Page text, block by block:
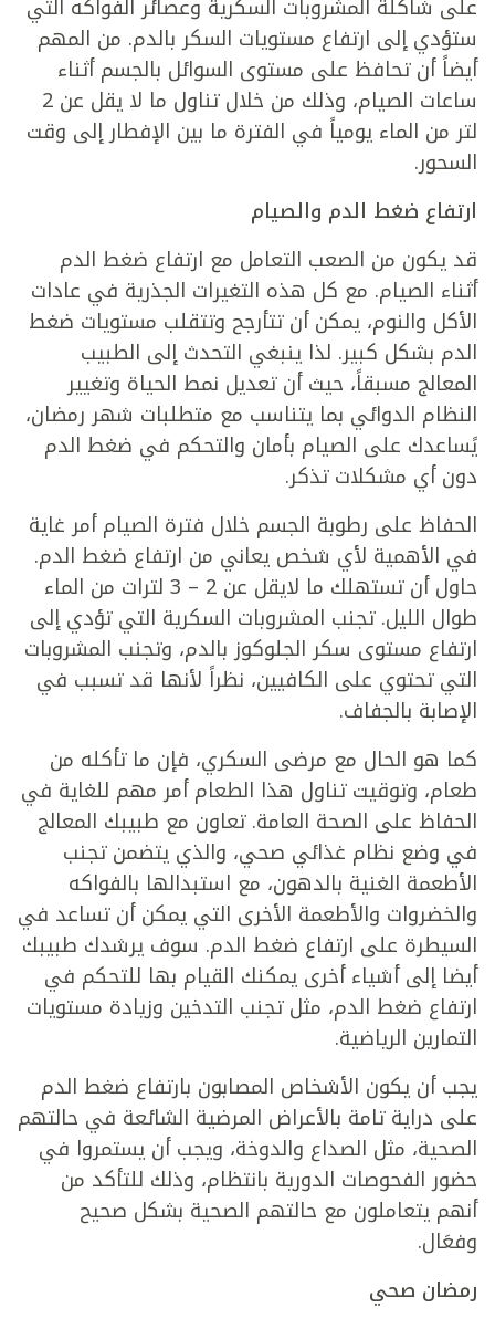
على شاكلة المشروبات السكرية وعصائر الفواكه التي
ستؤدي إلى ارتفاع مستويات السكر بالدم. من المهم
أيضاً أن تحافظ على مستوى السوائل بالجسم أثناء
ساعات الصيام، وذلك من خلال تناول ما لا يقل عن 2
لتر من الماء يومياً في الفترة ما بين الإفطار إلى وقت
السحور.
ارتفاع ضغط الدم والصيام
قد يكون من الصعب التعامل مع ارتفاع ضغط الدم
أثناء الصيام. مع كل هذه التغيرات الجذرية في عادات
الأكل والنوم، يمكن أن تتأرجح وتتقلب مستويات ضغط
الدم بشكل كبير. لذا ينبغي التحدث إلى الطبيب
المعالج مسبقاً، حيث أن تعديل نمط الحياة وتغيير
النظام الدوائي بما يتناسب مع متطلبات شهر رمضان،
يًساعدك على الصيام بأمان والتحكم في ضغط الدم
دون أي مشكلات تذكر.
الحفاظ على رطوبة الجسم خلال فترة الصيام أمر غاية
في الأهمية لأي شخص يعاني من ارتفاع ضغط الدم.
حاول أن تستهلك ما لايقل عن 2 – 3 لترات من الماء
طوال الليل. تجنب المشروبات السكرية التي تؤدي إلى
ارتفاع مستوى سكر الجلوكوز بالدم، وتجنب المشروبات
التي تحتوي على الكافيين، نظراً لأنها قد تسبب في
الإصابة بالجفاف.
كما هو الحال مع مرضى السكري، فإن ما تأكله من
طعام، وتوقيت تناول هذا الطعام أمر مهم للغاية في
الحفاظ على الصحة العامة. تعاون مع طبيبك المعالج
في وضع نظام غذائي صحي، والذي يتضمن تجنب
الأطعمة الغنية بالدهون، مع استبدالها بالفواكه
والخضروات والأطعمة الأخرى التي يمكن أن تساعد في
السيطرة على ارتفاع ضغط الدم. سوف يرشدك طبيبك
أيضا إلى أشياء أخرى يمكنك القيام بها للتحكم في
ارتفاع ضغط الدم، مثل تجنب التدخين وزيادة مستويات
التمارين الرياضية.
يجب أن يكون الأشخاص المصابون بارتفاع ضغط الدم
على دراية تامة بالأعراض المرضية الشائعة في حالتهم
الصحية، مثل الصداع والدوخة، ويجب أن يستمروا في
حضور الفحوصات الدورية بانتظام، وذلك للتأكد من
أنهم يتعاملون مع حالتهم الصحية بشكل صحيح
وفعَال.
رمضان صحي